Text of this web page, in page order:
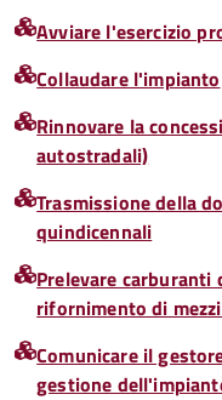
Avviare l'esercizio
Collaudare l'impianto
Rinnovare la
autostradali)
Trasmissione della
quindicennali
Prelevare
rifornimento di
Comunicare il
gestione